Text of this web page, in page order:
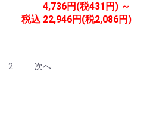
税込
4,736円(税431円) ～
22,946円(税2,086円)
2 次へ